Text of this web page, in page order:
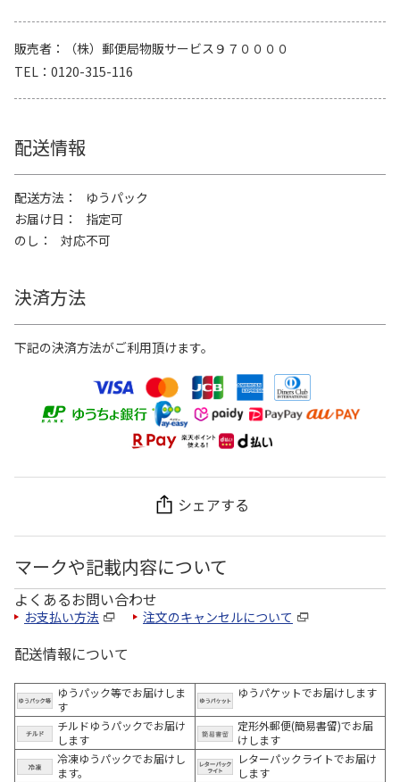
販売者
（株）郵便局物販サービス９７００００
TEL
0120-315-116
配送情報
配送方法
ゆうパック
お届け日
指定可
のし
対応不可
決済方法
下記の決済方法がご利用頂けます。
シェアする
マークや記載内容について
よくあるお問い合わせ
お支払い方法 注文のキャンセルについて
配送情報について
ゆうパック等でお届けしま
す
ゆうパケットでお届けします
チルドゆうパックでお届け
します
定形外郵便(簡易書留)でお届
けします
冷凍ゆうパックでお届けし
ます。
レターパックライトでお届け
します